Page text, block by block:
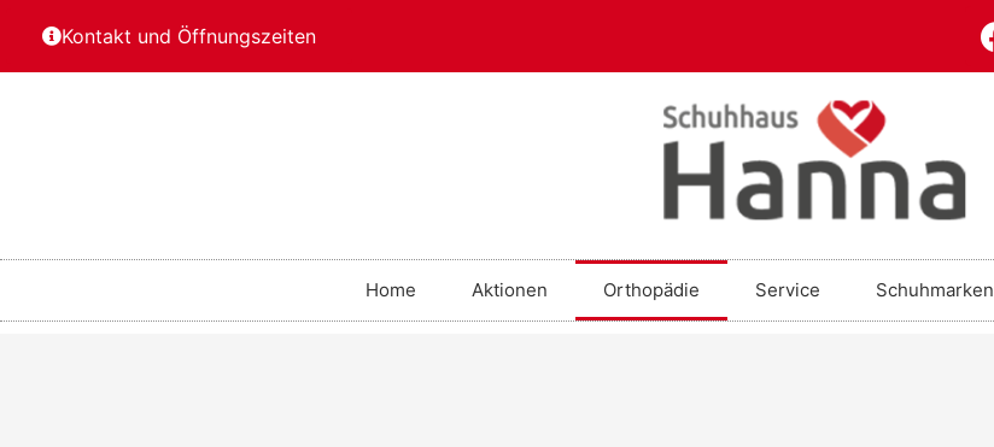
Kontakt und Öffnungszeiten
Home Aktionen Orthopädie Service Schuhmarken